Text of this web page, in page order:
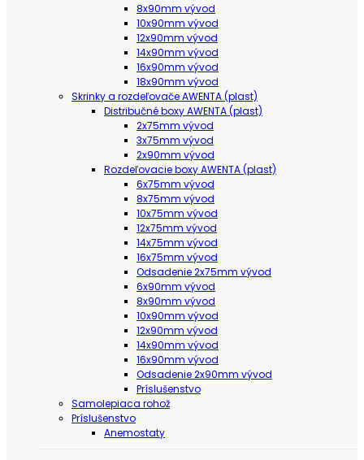
8x90mm vývod
10x90mm vývod
12x90mm vývod
14x90mm vývod
16x90mm vývod
18x90mm vývod
Skrinky a rozdeľovače AWENTA (plast)
Distribučné boxy AWENTA (plast)
2x75mm vývod
3x75mm vývod
2x90mm vývod
Rozdeľovacie boxy AWENTA (plast)
6x75mm vývod
8x75mm vývod
10x75mm vývod
12x75mm vývod
14x75mm vývod
16x75mm vývod
Odsadenie 2x75mm vývod
6x90mm vývod
8x90mm vývod
10x90mm vývod
12x90mm vývod
14x90mm vývod
16x90mm vývod
Odsadenie 2x90mm vývod
Príslušenstvo
Samolepiaca rohož
Príslušenstvo
Anemostaty